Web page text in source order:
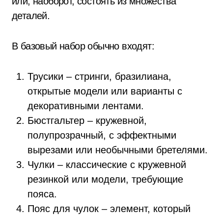
деталей.
В базовый набор обычно входят:
Трусики – стринги, бразилиана,
открытые модели или варианты с
декоративными лентами.
Бюстгальтер – кружевной,
полупрозрачный, с эффектными
вырезами или необычными бретелями.
Чулки – классические с кружевной
резинкой или модели, требующие
пояса.
Пояс для чулок – элемент, который